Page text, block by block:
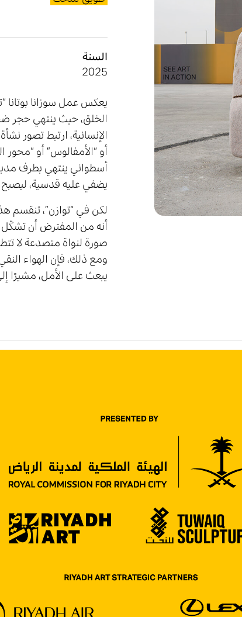
السنة
2025
يعكس عمل سوزانا بوتانا
الخلق، حيث ينتهي حجر
الإنسانية، ارتبط تصور
أو “الأمفالوس” أو “محور
أسطواني ينتهي بطرف
يضفي عليه قدسية، ليصبح
لكن في “توازن”، تنقسم
أنه من المفترض أن تشكّل
صورة لنواة متصدعة لا
ومع ذلك، فإن الهواء
يبعث على الأمل، مشيرًا